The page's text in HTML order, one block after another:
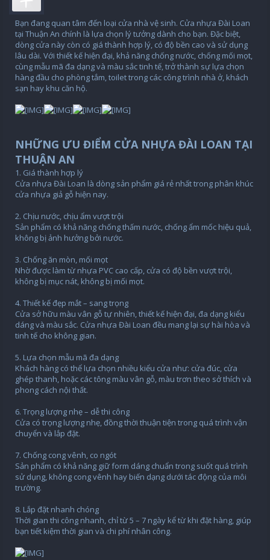
Bạn đang quan tâm đến loại cửa nhà vệ sinh. Cửa nhựa Đài Loan
tại Thuận An chính là lựa chọn lý tưởng dành cho bạn. Đặc biệt,
dòng cửa này còn có giá thành hợp lý, có độ bền cao và sử dụng
lâu dài. Với thiết kế hiện đại, khả năng chống nước, chống mối mọt,
cùng mẫu mã đa dạng và màu sắc tinh tế, trở thành sự lựa chọn
hàng đầu cho phòng tắm, toilet trong các công trình nhà ở, khách
sạn hay khu căn hộ.
NHỮNG ƯU ĐIỂM CỬA NHỰA ĐÀI LOAN TẠI
THUẬN AN
1. Giá thành hợp lý
Cửa nhựa Đài Loan là dòng sản phẩm giá rẻ nhất trong phân khúc
cửa nhựa giả gỗ hiện nay.
2. Chịu nước, chịu ẩm vượt trội
Sản phẩm có khả năng chống thấm nước, chống ẩm mốc hiệu quả,
không bị ảnh hưởng bởi nước.
3. Chống ăn mòn, mối mọt
Nhờ được làm từ nhựa PVC cao cấp, cửa có độ bền vượt trội,
không bị mục nát, không bị mối mọt.
4. Thiết kế đẹp mắt – sang trọng
Cửa sở hữu màu vân gỗ tự nhiên, thiết kế hiện đại, đa dạng kiểu
dáng và màu sắc. Cửa nhựa Đài Loan đều mang lại sự hài hòa và
tinh tế cho không gian.
5. Lựa chọn mẫu mã đa dạng
Khách hàng có thể lựa chọn nhiều kiểu cửa như: cửa đúc, cửa
ghép thanh, hoặc các tông màu vân gỗ, màu trơn theo sở thích và
phong cách nội thất.
6. Trọng lượng nhẹ – dễ thi công
Cửa có trọng lượng nhẹ, đồng thời thuận tiện trong quá trình vận
chuyển và lắp đặt.
7. Chống cong vênh, co ngót
Sản phẩm có khả năng giữ form dáng chuẩn trong suốt quá trình
sử dụng, không cong vênh hay biến dạng dưới tác động của môi
trường.
8. Lắp đặt nhanh chóng
Thời gian thi công nhanh, chỉ từ 5 – 7 ngày kể từ khi đặt hàng, giúp
bạn tiết kiệm thời gian và chi phí nhân công.